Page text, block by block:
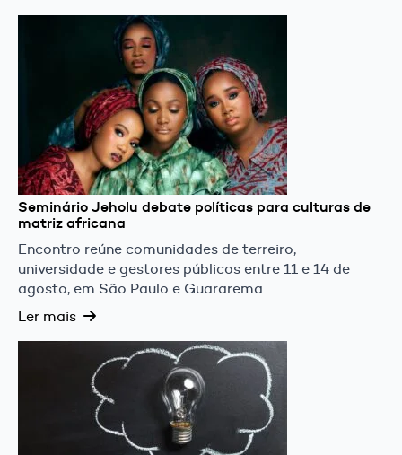
Seminário Jeholu debate políticas para culturas de
matriz africana
Encontro reúne comunidades de terreiro,
universidade e gestores públicos entre 11 e 14 de
agosto, em São Paulo e Guararema
Ler mais